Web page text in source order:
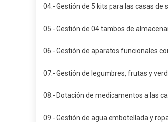
04.- Gestión de 5 kits para las casas de
05.- Gestión de 04 tambos de
06.- Gestión de aparatos funcionales
07.- Gestión de legumbres, frutas y
08.- Dotación de medicamentos a las
09.- Gestión de agua embotellada y